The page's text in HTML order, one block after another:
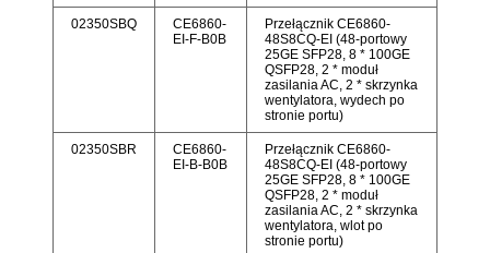
02350SBQ
CE6860-
EI-F-B0B
Przełącznik CE6860-
48S8CQ-EI (48-portowy
25GE SFP28, 8 * 100GE
QSFP28, 2 * moduł
zasilania AC, 2 * skrzynka
wentylatora, wydech po
stronie portu)
02350SBR
CE6860-
EI-B-B0B
Przełącznik CE6860-
48S8CQ-EI (48-portowy
25GE SFP28, 8 * 100GE
QSFP28, 2 * moduł
zasilania AC, 2 * skrzynka
wentylatora, wlot po
stronie portu)